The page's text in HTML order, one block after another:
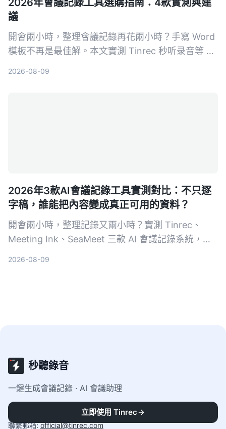
2026年會議記錄工具選購指南：4款實測與建
議
開會兩小時，整理會議記錄再花兩小時？手寫 Word
模板不再是最佳解。本文實測 Tinrec 秒听录音等 4
2026-08-09
2026年3款AI會議記錄工具實測對比：不只逐
字稿，誰能把內容變成真正可用的資料？
開會兩小時，整理記錄又兩小時？實測 Tinrec、
Meeting Ink、SeaMeet 三款 AI 會議記錄系統，從
2026-08-09
秒聽錄音
一鍵生成會議記錄 · AI 會議助理
9:00-18:00（工作日）
聯繫郵箱: official@tinrec.com
立即使用 Tinrec